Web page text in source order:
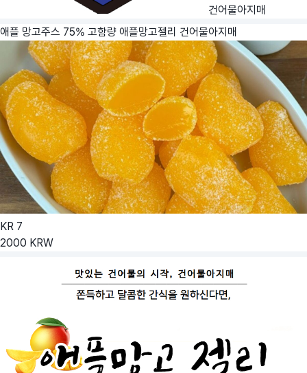
건어물아지매
애플 망고주스 75% 고함량 애플망고젤리 건어물아지매
KR 7
2000 KRW